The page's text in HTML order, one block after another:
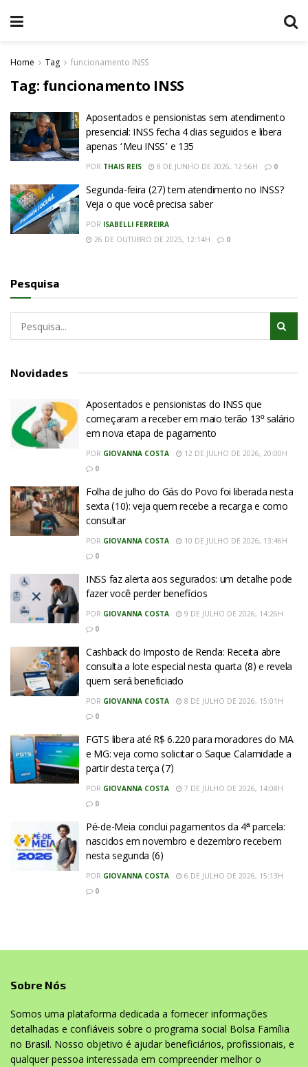
Home Tag funcionamento INSS
Tag: funcionamento INSS
Aposentados e pensionistas sem atendimento
presencial: INSS fecha 4 dias seguidos e libera
apenas ‘Meu INSS’ e 135
POR THAIS REIS 8 DE JUNHO DE 2026, 12:56H 0
Segunda-feira (27) tem atendimento no INSS?
Veja o que você precisa saber
POR ISABELLI FERREIRA
26 DE OUTUBRO DE 2025, 12:14H
0
Pesquisa
Novidades
Aposentados e pensionistas do INSS que
começaram a receber em maio terão 13º salário
em nova etapa de pagamento
POR GIOVANNA COSTA
12 DE JULHO DE 2026, 20:00H
0
Folha de julho do Gás do Povo foi liberada nesta
sexta (10): veja quem recebe a recarga e como
consultar
POR GIOVANNA COSTA
10 DE JULHO DE 2026, 13:46H
0
INSS faz alerta aos segurados: um detalhe pode
fazer você perder benefícios
POR GIOVANNA COSTA
9 DE JULHO DE 2026, 14:26H
0
Cashback do Imposto de Renda: Receita abre
consulta a lote especial nesta quarta (8) e revela
quem será beneficiado
POR GIOVANNA COSTA
8 DE JULHO DE 2026, 15:01H
0
FGTS libera até R$ 6.220 para moradores do MA
e MG: veja como solicitar o Saque Calamidade a
partir desta terça (7)
POR GIOVANNA COSTA
7 DE JULHO DE 2026, 14:08H
0
Pé-de-Meia conclui pagamentos da 4ª parcela:
nascidos em novembro e dezembro recebem
nesta segunda (6)
POR GIOVANNA COSTA
6 DE JULHO DE 2026, 15:13H
0
Sobre Nós
Somos uma plataforma dedicada a fornecer informações
detalhadas e confiáveis sobre o programa social Bolsa Família
no Brasil. Nosso objetivo é ajudar beneficiários, profissionais, e
qualquer pessoa interessada em compreender melhor o